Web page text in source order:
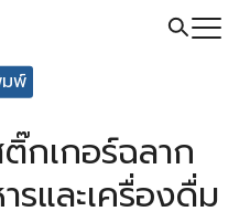
พ์
กเกอร์ฉลาก
รและเครื่องดื่ม